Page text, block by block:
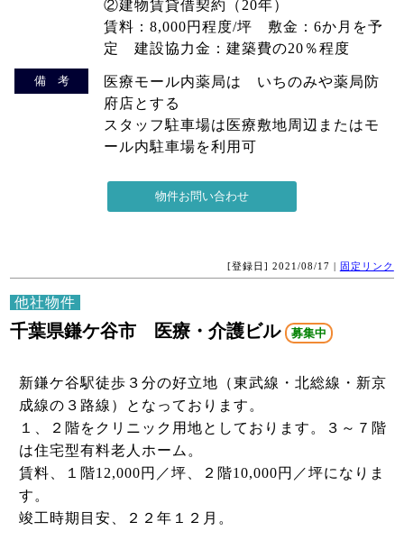
②建物賃貸借契約（20年）
賃料：8,000円程度/坪 敷金：6か月を予
定 建設協力金：建築費の20％程度
備 考
医療モール内薬局は いちのみや薬局防
府店とする
スタッフ駐車場は医療敷地周辺またはモ
ール内駐車場を利用可
[登録日] 2021/08/17 | 固定リンク
他社物件
千葉県鎌ケ谷市 医療・介護ビル 募集中
新鎌ケ谷駅徒歩３分の好立地（東武線・北総線・新京
成線の３路線）となっております。
１、２階をクリニック用地としております。３～７階
は住宅型有料老人ホーム。
賃料、１階12,000円／坪、２階10,000円／坪になりま
す。
竣工時期目安、２２年１２月。